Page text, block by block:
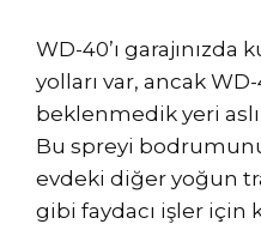
WD-40’ı garajınızda
yolları var, ancak
beklenmedik yeri
Bu spreyi
evdeki diğer yoğun
gibi faydacı işler için